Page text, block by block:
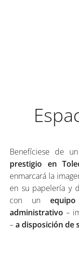
Benefíciese de
prestigio en
enmarcará la
en su papelería y
con un
administrativo –
–a disposición de